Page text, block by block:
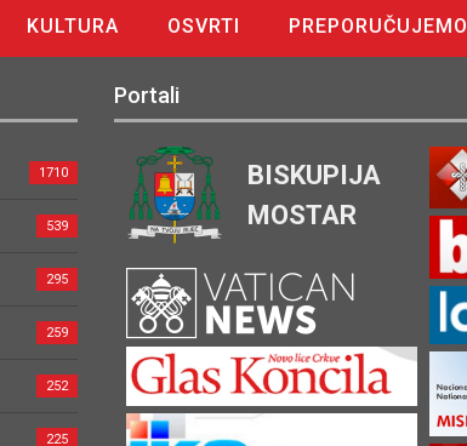
KULTURA OSVRTI PREPORUČUJEMO
1710
539
295
259
252
225
Portali
BISKUPIJA
MOSTAR